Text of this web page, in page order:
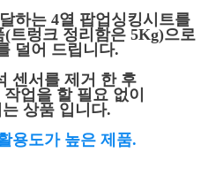
하는 4열 팝업싱킹시트를
트렁크 정리함은 5Kg)으로
덜어 드립니다.
센서를 제거 한 후
업을 할 필요 없이
상품 입니다.
용도가 높은 제품.